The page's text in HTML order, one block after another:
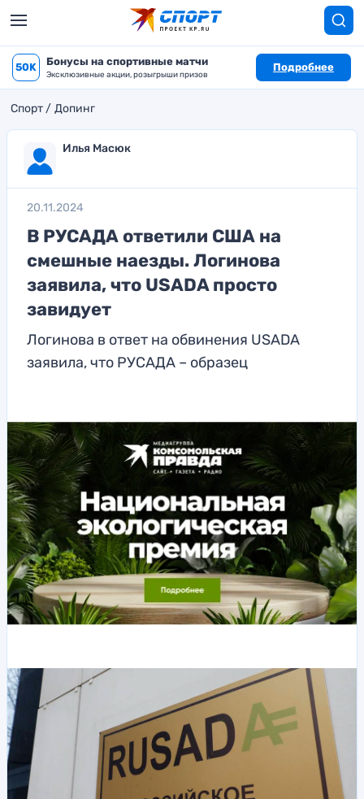
50K Бонусы на спортивные матчи
Эксклюзивные акции, розыгрыши призов
Подробнее
Спорт Допинг
Илья Масюк
20.11.2024
В РУСАДА ответили США на
смешные наезды. Логинова
заявила, что USADA просто
завидует
Логинова в ответ на обвинения USADA
заявила, что РУСАДА – образец